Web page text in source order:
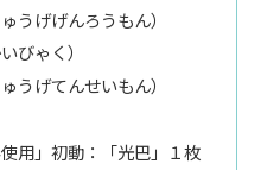
うげげんろうもん）
びゃく）
うげてんせいもん）
用」初動：「光巴」１枚